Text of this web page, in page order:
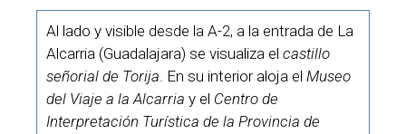
Al lado y visible desde la A-2, a la entrada de La
Alcarria (Guadalajara) se visualiza el castillo
señorial de Torija . En su interior aloja el Museo
del Viaje a la Alcarria y el Centro de
Interpretación Turística de la Provincia de